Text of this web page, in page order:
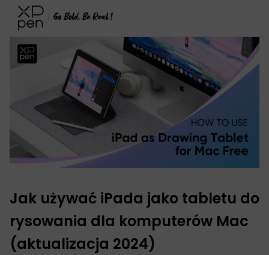
XPPen > Bloga > Poradniki i wskazówki
Jak używać iPada jako tabletu do
rysowania dla komputerów Mac
(aktualizacja 2024)